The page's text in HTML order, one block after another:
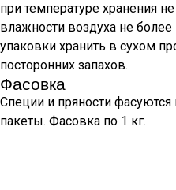
при температуре хранения
влажности воздуха не
упаковки хранить в сухом
посторонних запахов.
Фасовка
Специи и пряности
пакеты. Фасовка по 1 кг.